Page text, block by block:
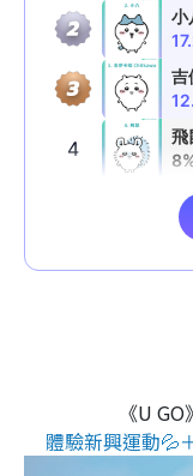
《U
體驗新興運動💦